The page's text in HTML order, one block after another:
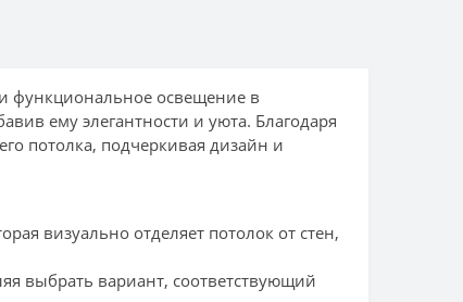
функциональное освещение в
ему элегантности и уюта. Благодаря
потолка, подчеркивая дизайн и
визуально отделяет потолок от стен,
выбрать вариант, соответствующий